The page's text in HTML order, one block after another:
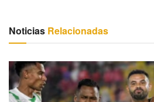
Noticias Relacionadas